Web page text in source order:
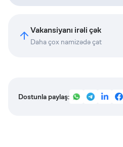
Vakansiyanı irəli çək
Daha çox namizədə çat
Dostunla paylaş: